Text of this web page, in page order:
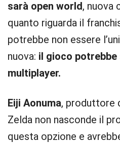
sarà open world, nuova
quanto riguarda il
potrebbe non essere
nuova: il gioco
multiplayer.
Eiji Aonuma, produttore
Zelda non nasconde il
questa opzione e